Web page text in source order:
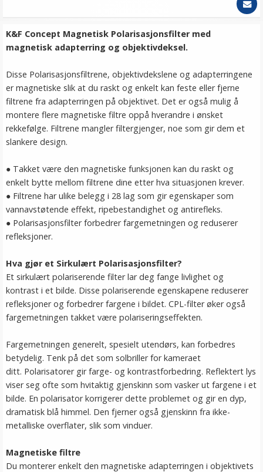
K&F Concept Magnetisk Polarisasjonsfilter med
magnetisk adapterring og objektivdeksel.
Disse Polarisasjonsfiltrene, objektivdekslene og adapterringene
er magnetiske slik at du raskt og enkelt kan feste eller fjerne
filtrene fra adapterringen på objektivet. Det er også mulig å
montere flere magnetiske filtre oppå hverandre i ønsket
rekkefølge. Filtrene mangler filtergjenger, noe som gir dem et
slankere design.
● Takket være den magnetiske funksjonen kan du raskt og
enkelt bytte mellom filtrene dine etter hva situasjonen krever.
● Filtrene har ulike belegg i 28 lag som gir egenskaper som
vannavstøtende effekt, ripebestandighet og antirefleks.
● Polarisasjonsfilter forbedrer fargemetningen og reduserer
refleksjoner.
Hva gjør et Sirkulært Polarisasjonsfilter?
Et sirkulært polariserende filter lar deg fange livlighet og
kontrast i et bilde. Disse polariserende egenskapene reduserer
refleksjoner og forbedrer fargene i bildet. CPL-filter øker også
fargemetningen takket være polariseringseffekten.
Fargemetningen generelt, spesielt utendørs, kan forbedres
betydelig. Tenk på det som solbriller for kameraet
ditt. Polarisatorer gir farge- og kontrastforbedring. Reflektert lys
viser seg ofte som hvitaktig gjenskinn som vasker ut fargene i et
bilde. En polarisator korrigerer dette problemet og gir en dyp,
dramatisk blå himmel. Den fjerner også gjenskinn fra ikke-
metalliske overflater, slik som vinduer.
Magnetiske filtre
Du monterer enkelt den magnetiske adapterringen i objektivets